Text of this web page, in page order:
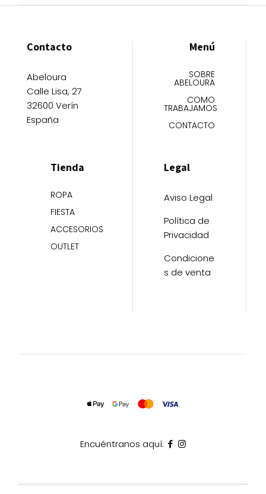
Contacto
Abeloura
Calle Lisa, 27
32600 Verín
España
Menú
SOBRE
ABELOURA
COMO
TRABAJAMOS
CONTACTO
Tienda
ROPA
FIESTA
ACCESORIOS
OUTLET
Legal
Aviso Legal
Política de
Privacidad
Condicione
s de venta
Encuéntranos aquí: